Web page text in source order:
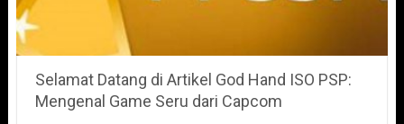
Selamat Datang di Artikel God Hand ISO PSP:
Mengenal Game Seru dari Capcom